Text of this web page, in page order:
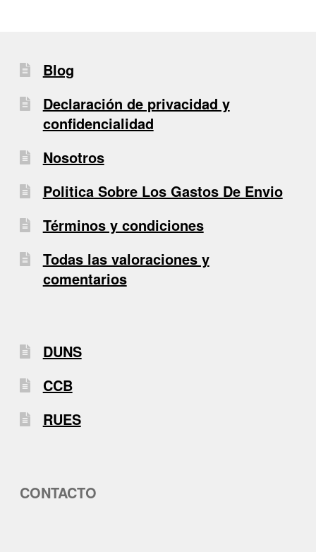
Blog
Declaración de privacidad y
confidencialidad
Nosotros
Politica Sobre Los Gastos De Envio
Términos y condiciones
Todas las valoraciones y
comentarios
DUNS
CCB
RUES
CONTACTO